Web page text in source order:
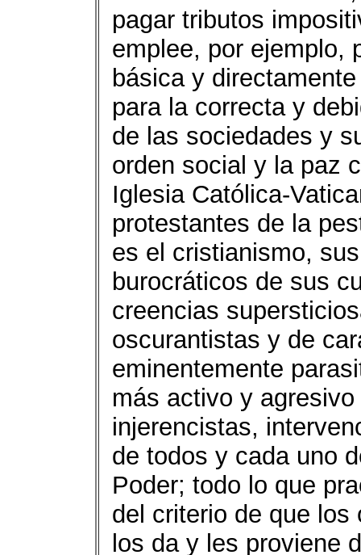
pagar tributos
emplee, por ejemplo,
básica y
para la correcta y
de las sociedades y
orden social y la paz
Iglesia Católica-
protestantes de la
es el cristianismo,
burocráticos de sus
creencias
oscurantistas y de
eminentemente
más activo y
injerencistas,
de todos y cada uno
Poder; todo lo que
del criterio de que los
los da y les proviene